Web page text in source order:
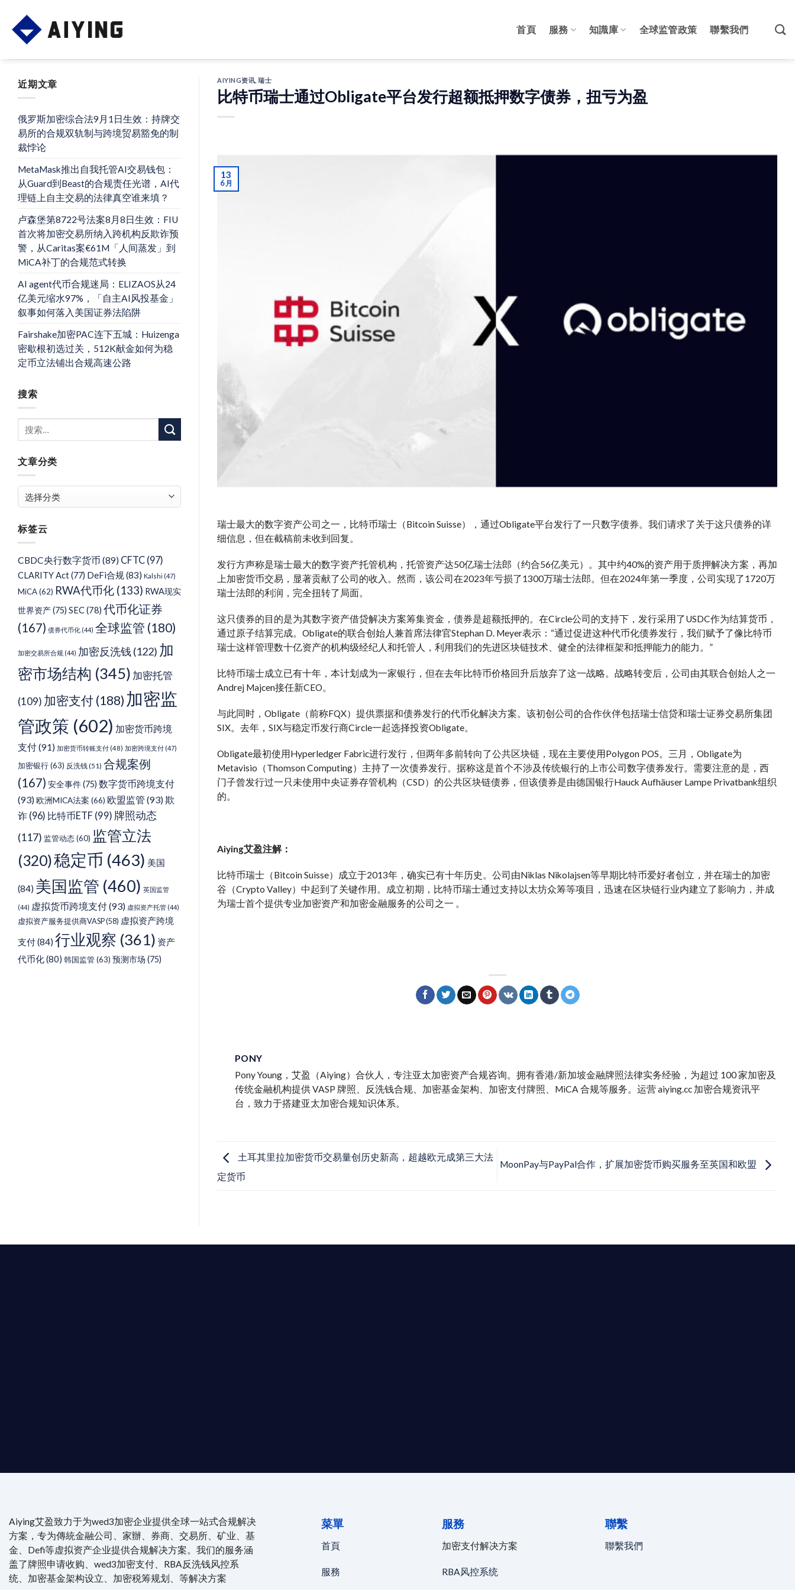
content
首頁 服務 知識庫 全球监管政策 聯繫我們
近期文章
俄罗斯加密综合法9月1日生效：持牌交
易所的合规双轨制与跨境贸易豁免的制
裁悖论
MetaMask推出自我托管AI交易钱包：
从Guard到Beast的合规责任光谱，AI代
理链上自主交易的法律真空谁来填？
卢森堡第8722号法案8月8日生效：FIU
首次将加密交易所纳入跨机构反欺诈预
警，从Caritas案€61M「人间蒸发」到
MiCA补丁的合规范式转换
AI agent代币合规迷局：ELIZAOS从24
亿美元缩水97%，「自主AI风投基金」
叙事如何落入美国证券法陷阱
Fairshake加密PAC连下五城：Huizenga
密歇根初选过关，512K献金如何为稳
定币立法铺出合规高速公路
搜索
文章分类
章
类
标签云
CBDC央行数字货币 (89) CFTC (97)
CLARITY Act(77) DeFi合规(83) Kalshi (47)
MiCA(62) RWA代币化 (133) RWA现实
世界资产(75) SEC(78) 代币化证券
(167) 债券代币化 (44) 全球监管 (180)
加密交易所合规 (44) 加密反洗钱 (122) 加
密市场结构 (345) 加密托管
(109) 加密支付 (188) 加密监
管政策 (602) 加密货币跨境
支付(91) 加密货币转账支付 (48) 加密跨境支付 (47)
加密银行(63) 反洗钱(51) 合规案例
(167) 安全事件(75) 数字货币跨境支付
(93)欧洲MICA法案 (66) 欧盟监管 (93)欺
诈 (96) 比特币ETF (99) 牌照动态
(117) 监管动态(60) 监管立法
(320)稳定币 (463) 美国
(84) 美国监管 (460) 英国监管
(44) 虚拟货币跨境支付(93) 虚拟资产托管 (44)
虚拟资产服务提供商VASP(58) 虚拟资产跨境
支付(84) 行业观察 (361) 资产
代币化(80) 韩国监管(63) 预测市场 (75)
AIYING资讯 ,瑞士
比特币瑞士通过Obligate平台发行超额抵押数字债券，扭亏为盈
13
6 月
瑞士最大的数字资产公司之一，比特币瑞士（Bitcoin Suisse），通过Obligate平台发行了一只数字债券。我们请求了关于这只债券的详
细信息，但在截稿前未收到回复。
发行方声称是瑞士最大的数字资产托管机构，托管资产达50亿瑞士法郎（约合56亿美元）。其中约40%的资产用于质押解决方案，再加
上加密货币交易，显著贡献了公司的收入。然而，该公司在2023年亏损了1300万瑞士法郎。但在2024年第一季度，公司实现了1720万
瑞士法郎的利润，完全扭转了局面。
这只债券的目的是为其数字资产借贷解决方案筹集资金，债券是超额抵押的。在Circle公司的支持下，发行采用了USDC作为结算货币，
通过原子结算完成。Obligate的联合创始人兼首席法律官Stephan D. Meyer表示：“通过促进这种代币化债券发行，我们赋予了像比特币
瑞士这样管理数十亿资产的机构级经纪人和托管人，利用我们的先进区块链技术、健全的法律框架和抵押能力的能力。”
比特币瑞士成立已有十年，本计划成为一家银行，但在去年比特币价格回升后放弃了这一战略。战略转变后，公司由其联合创始人之一
Andrej Majcen接任新CEO。
与此同时，Obligate（前称FQX）提供票据和债券发行的代币化解决方案。该初创公司的合作伙伴包括瑞士信贷和瑞士证券交易所集团
SIX。去年，SIX与稳定币发行商Circle一起选择投资Obligate。
Obligate最初使用Hyperledger Fabric进行发行，但两年多前转向了公共区块链，现在主要使用Polygon POS。三月，Obligate为
Metavisio（Thomson Computing）主持了一次债券发行。据称这是首个不涉及传统银行的上市公司数字债券发行。需要注意的是，西
门子曾发行过一只未使用中央证券存管机构（CSD）的公共区块链债券，但该债券是由德国银行Hauck Aufhäuser Lampe Privatbank组织
的。
Aiying艾盈注解：
比特币瑞士（Bitcoin Suisse）成立于2013年，确实已有十年历史​​​​。公司由Niklas Nikolajsen等早期比特币爱好者创立，并在瑞士的加密
谷（Crypto Valley）中起到了关键作用。成立初期，比特币瑞士通过支持以太坊众筹等项目，迅速在区块链行业内建立了影响力，并成
为瑞士首个提供专业加密资产和加密金融服务的公司之一 。
PONY
Pony Young，艾盈（Aiying）合伙人，专注亚太加密资产合规咨询。拥有香港/新加坡金融牌照法律实务经验，为超过 100 家加密及
传统金融机构提供 VASP 牌照、反洗钱合规、加密基金架构、加密支付牌照、MiCA 合规等服务。运营 aiying.cc 加密合规资讯平
台，致力于搭建亚太加密合规知识体系。
土耳其里拉加密货币交易量创历史新高，超越欧元成第三大法
定货币
MoonPay与PayPal合作，扩展加密货币购买服务至英国和欧盟
Aiying艾盈致力于为wed3加密企业提供全球一站式合规解决
方案，专为傳統金融公司、家辦、券商、交易所、矿业、基
金、Defi等虚拟资产企业提供合规解决方案。我们的服务涵
盖了牌照申请收购、wed3加密支付、RBA反洗钱风控系
统、加密基金架构设立、加密税筹规划、等解决方案
菜單
首頁
服務
服務
加密支付解决方案
RBA风控系统
聯繫
聯繫我們